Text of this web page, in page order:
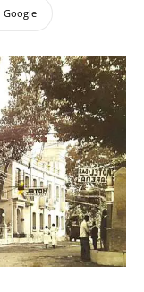
Google